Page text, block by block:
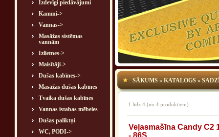
Izdevīgi piedāvājumi
Kamīni->
Vannas->
Masāžas sistēmas
vannām
Izlietnes->
Maisītāji->
Dušas kabīnes->
Masāžas dušas kabīnes
Tvaika dušas kabīnes
Vannas istabas mēbeles
Dušas paliktņi
WC, PODI->
SĀKUMS»KATALOGS»
1 līdz 4 (no 4 produktiem)
Veļasmašīna Candy C2
- 86S